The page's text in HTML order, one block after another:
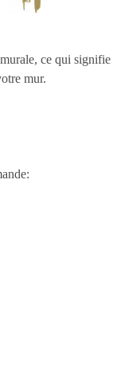
ce qui
mur.